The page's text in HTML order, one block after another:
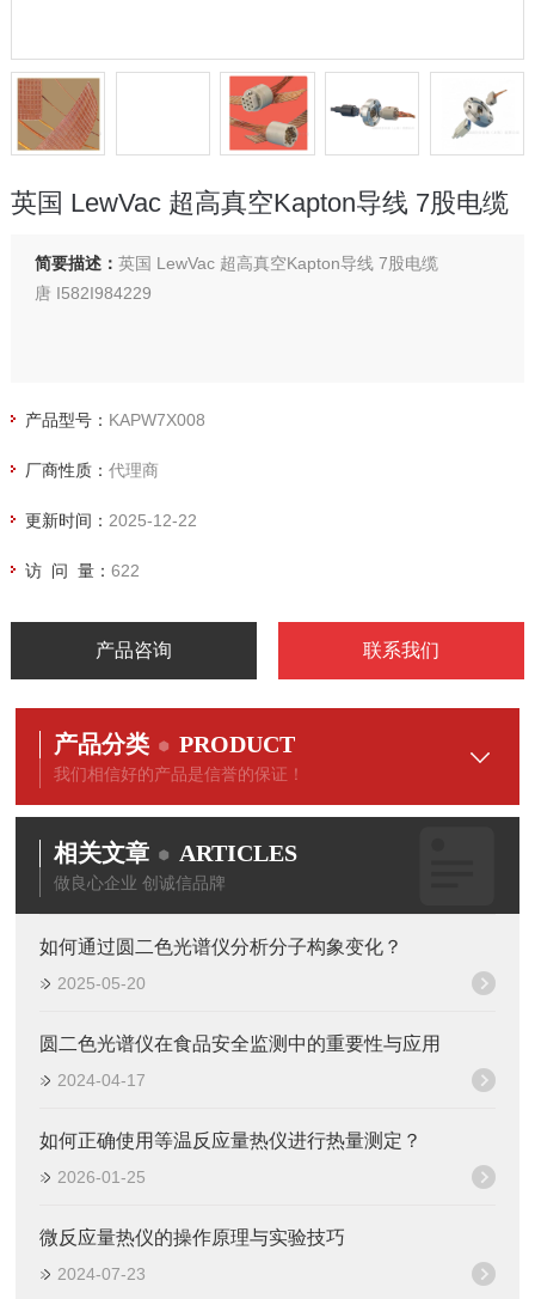
英国 LewVac 超高真空Kapton导线 7股电缆
简要描述： 英国 LewVac 超高真空Kapton导线 7股电缆
唐 I582I984229
产品型号： KAPW7X008
厂商性质： 代理商
更新时间： 2025-12-22
访 问 量： 622
产品咨询 联系我们
产品分类 PRODUCT
我们相信好的产品是信誉的保证！
相关文章 ARTICLES
做良心企业 创诚信品牌
如何通过圆二色光谱仪分析分子构象变化？
2025-05-20
圆二色光谱仪在食品安全监测中的重要性与应用
2024-04-17
如何正确使用等温反应量热仪进行热量测定？
2026-01-25
微反应量热仪的操作原理与实验技巧
2024-07-23